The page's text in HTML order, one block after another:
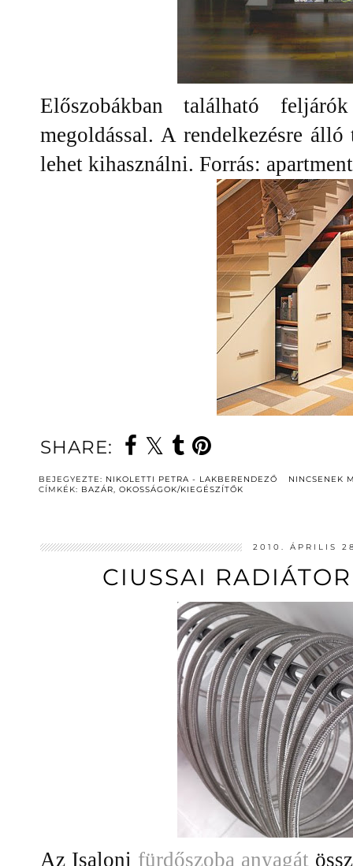
Előszobákban található
megoldással. A rendelkezésre
lehet kihasználni. Forrás:
SHARE:
BEJEGYEZTE: NIKOLETTI PETRA - LAKBERENDEZŐ
NINCSENEK
CÍMKÉK: BAZÁR OKOSSÁGOK/KIEGÉSZÍTŐK
2010. ÁPRILIS
CIUSSAI
Az Isaloni fürdőszoba anyagát